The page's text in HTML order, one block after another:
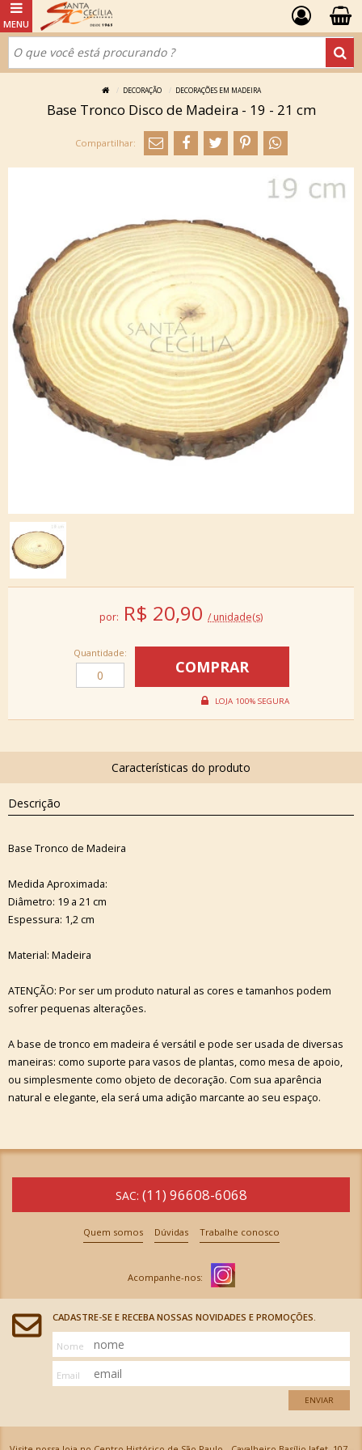
DECORAÇÃO DECORAÇÕES EM MADEIRA
Base Tronco Disco de Madeira - 19 - 21 cm
por: R$ 20,90 / unidade(s)
Quantidade:
Descrição
Base Tronco de Madeira
Medida Aproximada:
Diâmetro: 19 a 21 cm
Espessura: 1,2 cm
Material: Madeira
ATENÇÃO: Por ser um produto natural as cores e tamanhos podem
sofrer pequenas alterações.
A base de tronco em madeira é versátil e pode ser usada de diversas
maneiras: como suporte para vasos de plantas, como mesa de apoio,
ou simplesmente como objeto de decoração. Com sua aparência
natural e elegante, ela será uma adição marcante ao seu espaço.
SAC: (11) 96608-6068
Quem somos Dúvidas Trabalhe conosco
CADASTRE-SE E RECEBA NOSSAS NOVIDADES E PROMOÇÕES.
Nome
Email
ENVIAR